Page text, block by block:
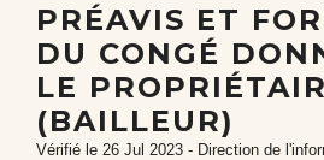
PRÉAVIS ET
DU CONGÉ
LE
(BAILLEUR)
Vérifié le 26 Jul 2023 - Direction de